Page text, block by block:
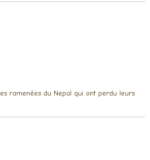
ramenées du Nepal qui ont perdu leurs